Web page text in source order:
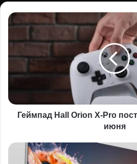
Геймпад
Hall
Orion
поступит
13
июняГеймпад Hall Orion X-Pro
июня
Philips
представили